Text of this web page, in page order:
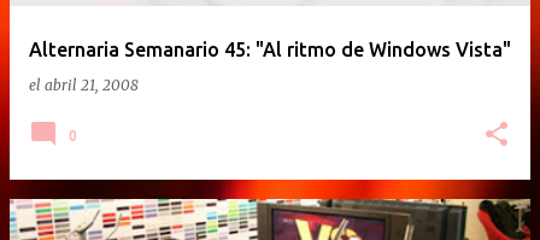
Alternaria Semanario 45: "Al ritmo de Windows Vista"
el abril 21, 2008
0